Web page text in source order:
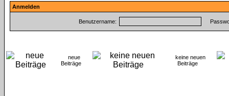
Anmelden
Benutzername:
neue
Beiträge
keine neuen
Beiträge